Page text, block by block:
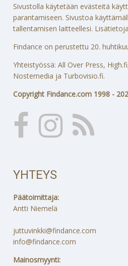
Sivustolla käytetään evästeitä
parantamiseen. Sivustoa
tallentamisen laitteellesi.
Findance on perustettu 20.
Yhteistyössä: All Over Press,
Nostemedia ja Turbovisio.fi.
Copyright Findance.com 1998 -
YHTEYS
Päätoimittaja:
Antti Niemelä
juttuvinkki@findance.com
info@findance.com
Mainosmyynti: